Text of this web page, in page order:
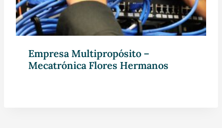
Empresa Multipropósito –
Mecatrónica Flores Hermanos